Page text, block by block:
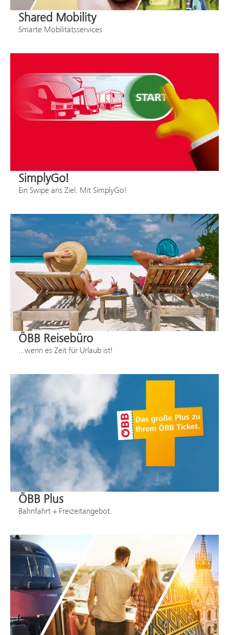
Shared Mobility
Smarte Mobilitätsservices
SimplyGo!
Ein Swipe ans Ziel. Mit SimplyGo!
ÖBB Reisebüro
...wenn es Zeit für Urlaub ist!
ÖBB Plus
Bahnfahrt + Freizeitangebot.